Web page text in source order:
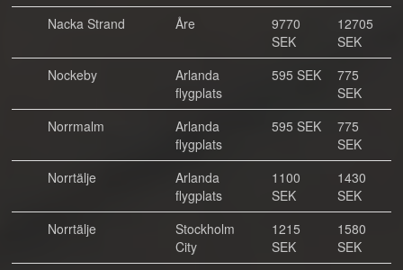
Nacka Strand
Åre
9770
SEK
12705
SEK
Nockeby
Arlanda
flygplats
595 SEK
775
SEK
Norrmalm
Arlanda
flygplats
595 SEK
775
SEK
Norrtälje
Arlanda
flygplats
1100
SEK
1430
SEK
Norrtälje
Stockholm
City
1215
SEK
1580
SEK